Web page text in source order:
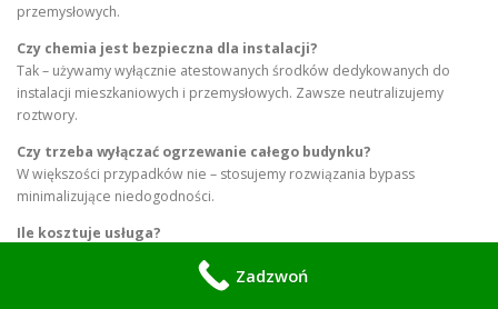
przemysłowych.
Czy chemia jest bezpieczna dla instalacji?
Tak – używamy wyłącznie atestowanych środków dedykowanych do
instalacji mieszkaniowych i przemysłowych. Zawsze neutralizujemy
roztwory.
Czy trzeba wyłączać ogrzewanie całego budynku?
W większości przypadków nie – stosujemy rozwiązania bypass
minimalizujące niedogodności.
Ile kosztuje usługa?
wyceniamy indywidualnie po oględzinach.
Zadzwoń